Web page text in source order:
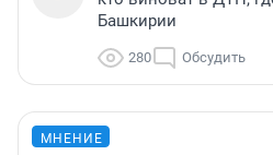
Башкирии
280 Обсудить
МНЕНИЕ